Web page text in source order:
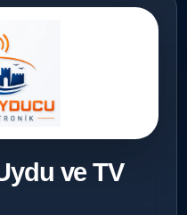
ve TV